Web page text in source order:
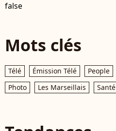
false
Mots clés
Télé Émission Télé People
Photo
Les Marseillais Santé